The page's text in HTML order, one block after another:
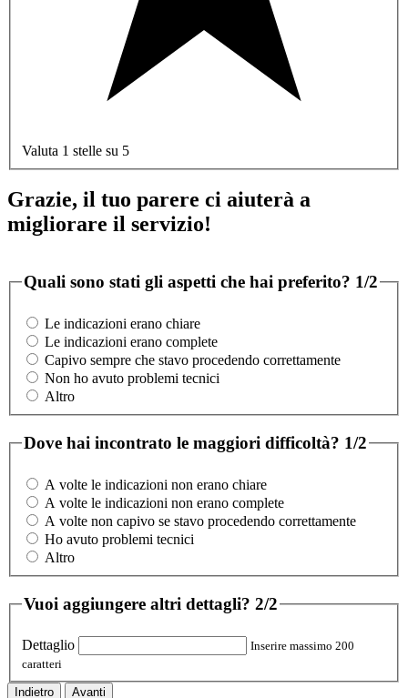
Valuta 1 stelle su 5
Grazie, il tuo parere ci aiuterà a
migliorare il servizio!
Quali sono stati gli aspetti che hai preferito? 1/2
Le indicazioni erano chiare
Le indicazioni erano complete
Capivo sempre che stavo procedendo correttamente
Non ho avuto problemi tecnici
Altro
Dove hai incontrato le maggiori difficoltà? 1/2
A volte le indicazioni non erano chiare
A volte le indicazioni non erano complete
A volte non capivo se stavo procedendo correttamente
Ho avuto problemi tecnici
Altro
Vuoi aggiungere altri dettagli? 2/2
Dettaglio
Inserire massimo 200
caratteri
Indietro Avanti